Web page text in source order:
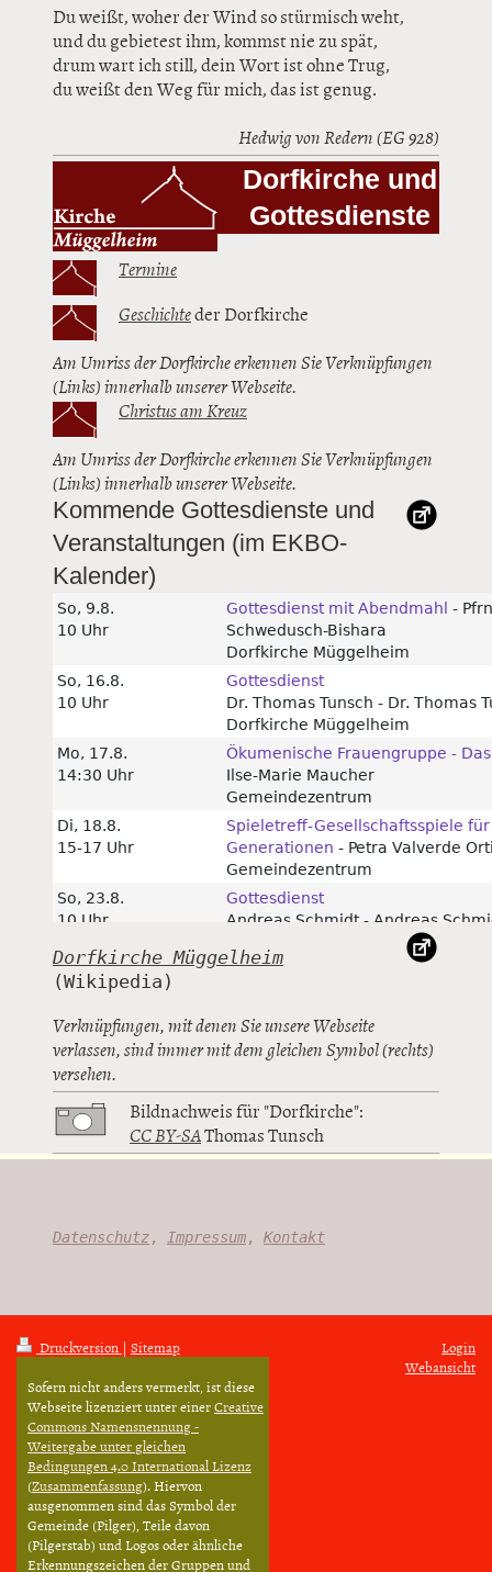
Du weißt, woher der Wind so stürmisch weht,
und du gebietest ihm, kommst nie zu spät,
drum wart ich still, dein Wort ist ohne Trug,
du weißt den Weg für mich, das ist genug.
Hedwig von Redern (EG 928)
Dorfkirche und
Gottesdienste
Termine
Geschichteder Dorfkirche
Am Umriss der Dorfkirche erkennen Sie Verknüpfungen
(Links) innerhalb unserer Webseite.
Christus am Kreuz
Am Umriss der Dorfkirche erkennen Sie Verknüpfungen
(Links) innerhalb unserer Webseite.
Kommende Gottesdienste und
Veranstaltungen (im EKBO-
Kalender)
Dorfkirche Müggelheim
Verknüpfungen, mit denen Sie unsere Webseite
verlassen, sind immer mit dem gleichen Symbol (rechts)
versehen.
Bildnachweis für "Dorfkirche":
CC BY-SAThomas Tunsch
Datenschutz, Impressum, Kontakt
Druckversion | Sitemap
Sofern nicht anders vermerkt, ist diese
Webseite lizenziert unter einerCreative
Commons Namensnennung -
Weitergabe unter gleichen
Bedingungen 4.0 International Lizenz
(Zusammenfassung). Hiervon
ausgenommen sind das Symbol der
Gemeinde (Pilger), Teile davon
(Pilgerstab) und Logos oder ähnliche
Erkennungszeichen der Gruppen und
Login
Webansicht